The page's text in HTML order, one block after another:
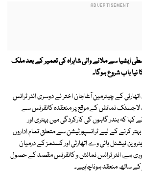
ایشیا سے ملانے والی شاہراہ کی تعمیر کے بعد ملک
نیا باب شروع ہوگا۔
کے چیئرمین آغاجان اختر نے دوسری انٹر ٹرانس
لاجسٹک نمائش کے موقع پر منعقدہ کانفرنس سے
کہا کہ بندر گاہوں کی کارکردگی میں بہتری اور
کرنے کے لیے ٹرانسپورٹیشن سے متعلق تمام اداروں
نیشنل ہائی وے اتھارٹی اور کسٹمز کے درمیان
ہے، انٹر ٹرانس نمائش و کانفرنس مقصد کے حصول
کے ساتھ منعقد ہوناچاہیے۔